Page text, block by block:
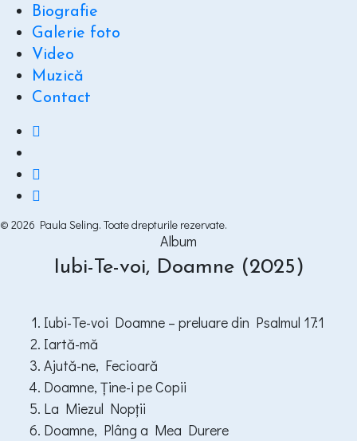
Biografie
Galerie foto
Video
Muzică
Contact
© 2026 Paula Seling. Toate drepturile rezervate.
Album
Iubi-Te-voi, Doamne (2025)
Iubi-Te-voi Doamne – preluare din Psalmul 17:1
Iartă-mă
Ajută-ne, Fecioară
Doamne, Ține-i pe Copii
La Miezul Nopții
Doamne, Plâng a Mea Durere